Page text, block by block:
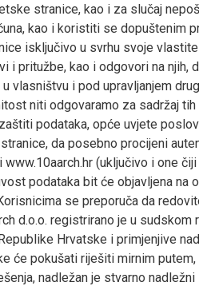
stranice, kao i za slučaj
kao i koristiti se dopuštenim
isključivo u svrhu svoje
i pritužbe, kao i odgovori na
vlasništvu i pod upravljanjem
niti odgovaramo za sadržaj
podataka, opće uvjete
da posebno procijeni
www.10aarch.hr (uključivo i one
podataka bit će objavljena
se preporuča da
d.o.o. registrirano je u
Hrvatske i primjenjive
će pokušati riješiti mirnim
nadležan je stvarno